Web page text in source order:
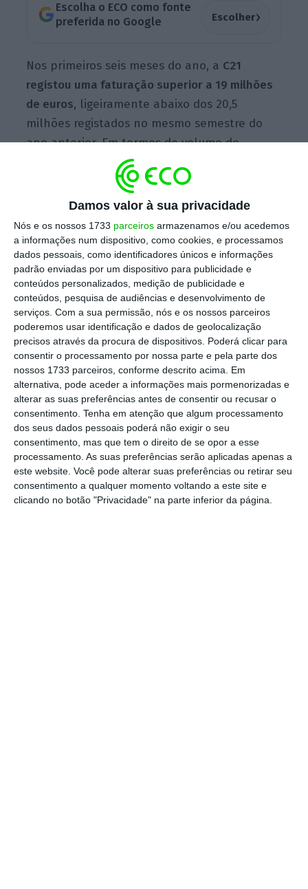
Damos valor à sua privacidade
Nós e os nossos 1733 parceiros armazenamos e/ou acedemos
a informações num dispositivo, como cookies, e processamos
dados pessoais, como identificadores únicos e informações
padrão enviadas por um dispositivo para publicidade e
conteúdos personalizados, medição de publicidade e
conteúdos, pesquisa de audiências e desenvolvimento de
serviços. Com a sua permissão, nós e os nossos parceiros
poderemos usar identificação e dados de geolocalização
precisos através da procura de dispositivos. Poderá clicar para
consentir o processamento por nossa parte e pela parte dos
nossos 1733 parceiros, conforme descrito acima. Em
alternativa, pode aceder a informações mais pormenorizadas e
alterar as suas preferências antes de consentir ou recusar o
consentimento. Tenha em atenção que algum processamento
dos seus dados pessoais poderá não exigir o seu
consentimento, mas que tem o direito de se opor a esse
processamento. As suas preferências serão aplicadas apenas a
este website. Você pode alterar suas preferências ou retirar seu
consentimento a qualquer momento voltando a este site e
clicando no botão "Privacidade" na parte inferior da página.
Escolha o ECO como fonte
preferida no Google
Escolher›
Nos primeiros seis meses do ano, a C21
registou uma faturação superior a 19 milhões
de euros, ligeiramente abaixo dos 20,5
milhões registados no mesmo semestre do
ano anterior. Em termos de volume de
negócios, este ascendeu a 800 milhões de
euros, cerca de 7% a menos. Para o CEO da
imobiliária, estes resultados foram mais
positivos do que o esperado.
“A principal razão da quebra de faturação
prende-se com asuspensão dos processos de
compra durante março e abril, que se
refletiram na diminuição de escrituras em
abril e maio. Contudo, em junho, as dinâmicas
de procura, negociação e realização de
transações já atingiram, praticamente, os
mesmos níveis de 2019″, comenta o
responsável, em comunicado.
Nas mais de 5.000 transações feitas pela
imobiliária nos primeiros seis meses do ano,
os portugueses continuaram a procurar,